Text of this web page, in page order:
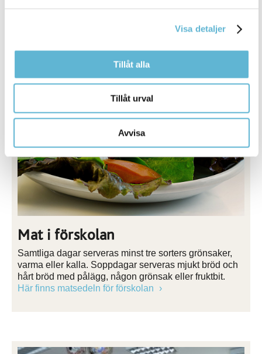
Visa detaljer
Tillåt alla
Tillåt urval
Avvisa
Mat i förskolan
Samtliga dagar serveras minst tre sorters grönsaker,
varma eller kalla. Soppdagar serveras mjukt bröd och
hårt bröd med pålägg, någon grönsak eller fruktbit.
Här finns matsedeln för förskolan